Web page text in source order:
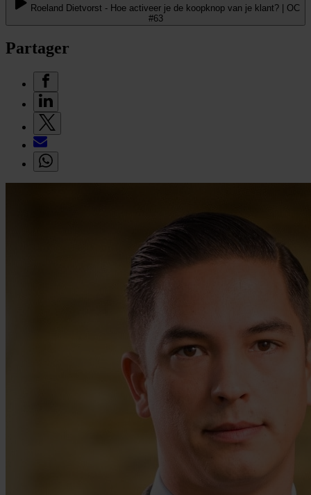
Roeland Dietvorst - Hoe activeer je de koopknop van je klant? | OC
#63
Partager